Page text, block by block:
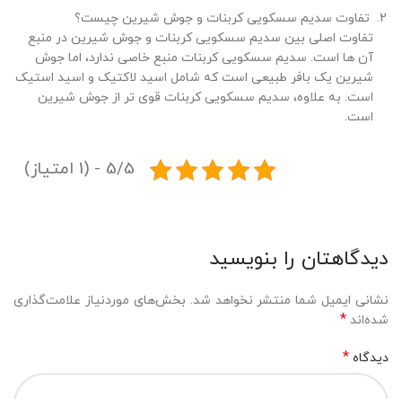
تفاوت سدیم سسکویی کربنات و جوش شیرین چیست؟
تفاوت اصلی بین سدیم سسکویی کربنات و جوش شیرین در منبع
آن ها است. سدیم سسکویی کربنات منبع خاصی ندارد، اما جوش
شیرین یک بافر طبیعی است که شامل اسید لاکتیک و اسید استیک
است. به علاوه، سدیم سسکویی کربنات قوی تر از جوش شیرین
است.
5/5 - (1 امتیاز)
دیدگاهتان را بنویسید
نشانی ایمیل شما منتشر نخواهد شد. بخش‌های موردنیاز علامت‌گذاری
شده‌اند *
دیدگاه *